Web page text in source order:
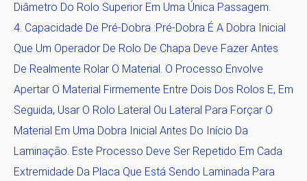
Diâmetro Do Rolo Superior Em Uma Única Passagem.
Capacidade De Pré-Dobra :Pré-Dobra É A Dobra Inicial
Que Um Operador De Rolo De Chapa Deve Fazer Antes
De Realmente Rolar O Material. O Processo Envolve
Apertar O Material Firmemente Entre Dois Dos Rolos E, Em
Seguida, Usar O Rolo Lateral Ou Lateral Para Forçar O
Material Em Uma Dobra Inicial Antes Do Início Da
Laminação. Este Processo Deve Ser Repetido Em Cada
Extremidade Da Placa Que Está Sendo Laminada Para